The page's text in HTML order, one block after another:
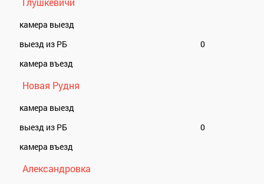
камера выезд
выезд из РБ
0
камера въезд
Новая Рудня
камера выезд
выезд из РБ
0
камера въезд
Александровка